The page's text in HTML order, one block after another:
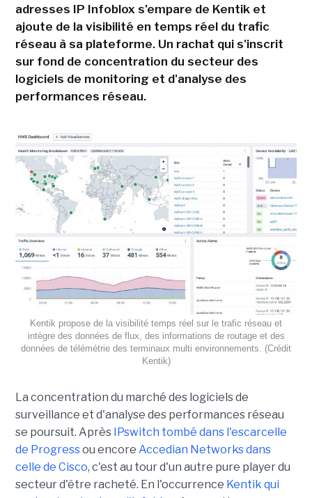
adresses IP Infoblox s'empare de Kentik et
ajoute de la visibilité en temps réel du trafic
réseau à sa plateforme. Un rachat qui s'inscrit
sur fond de concentration du secteur des
logiciels de monitoring et d'analyse des
performances réseau.
Kentik propose de la visibilité temps réel sur le trafic réseau et
intègre des données de flux, des informations de routage et des
données de télémétrie des terminaux multi environnements. (Crédit
Kentik)
La concentration du marché des logiciels de
surveillance et d'analyse des performances réseau
se poursuit. Après IPswitch tombé dans l'escarcelle
de Progressou encore Accedian Networks dans
celle de Cisco, c'est au tour d'un autre pure player du
secteur d'être racheté. En l'occurrence Kentik qui